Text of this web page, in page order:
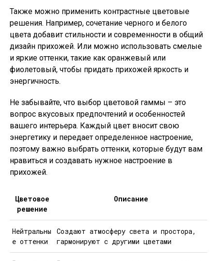
Также можно применить контрастные цветовые
решения. Например, сочетание черного и белого
цвета добавит стильности и современности в общий
дизайн прихожей. Или можно использовать смелые
и яркие оттенки, такие как оранжевый или
фиолетовый, чтобы придать прихожей яркость и
энергичность.
Не забывайте, что выбор цветовой гаммы – это
вопрос вкусовых предпочтений и особенностей
вашего интерьера. Каждый цвет вносит свою
энергетику и передает определенное настроение,
поэтому важно выбрать оттенки, которые будут вам
нравиться и создавать нужное настроение в
прихожей.
Цветовое
решение
Описание
Нейтральны
е оттенки
Создают атмосферу света и простора,
гармонируют с другими цветами